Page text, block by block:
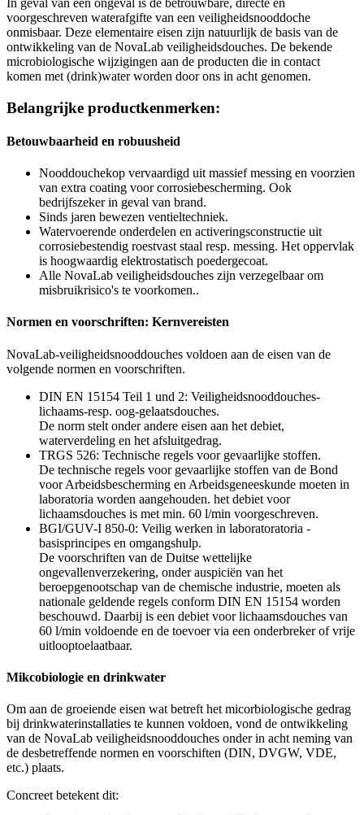
voorgeschreven waterafgifte van een veiligheidsnooddoche
onmisbaar. Deze elementaire eisen zijn natuurlijk de basis van de
ontwikkeling van de NovaLab veiligheidsdouches. De bekende
microbiologische wijzigingen aan de producten die in contact
komen met (drink)water worden door ons in acht genomen.
Belangrijke productkenmerken:
Betouwbaarheid en robuusheid
Nooddouchekop vervaardigd uit massief messing en voorzien
van extra coating voor corrosiebescherming. Ook
bedrijfszeker in geval van brand.
Sinds jaren bewezen ventieltechniek.
Watervoerende onderdelen en activeringsconstructie uit
corrosiebestendig roestvast staal resp. messing. Het oppervlak
is hoogwaardig elektrostatisch poedergecoat.
Alle NovaLab veiligheidsdouches zijn verzegelbaar om
misbruikrisico's te voorkomen..
Normen en voorschriften: Kernvereisten
NovaLab-veiligheidsnooddouches voldoen aan de eisen van de
volgende normen en voorschriften.
DIN EN 15154 Teil 1 und 2: Veiligheidsnooddouches-
lichaams-resp. oog-gelaatsdouches.
De norm stelt onder andere eisen aan het debiet,
waterverdeling en het afsluitgedrag.
TRGS 526: Technische regels voor gevaarlijke stoffen.
De technische regels voor gevaarlijke stoffen van de Bond
voor Arbeidsbescherming en Arbeidsgeneeskunde moeten in
laboratoria worden aangehouden. het debiet voor
lichaamsdouches is met min. 60 l/min voorgeschreven.
BGI/GUV-I 850-0: Veilig werken in laboratoratoria -
basisprincipes en omgangshulp.
De voorschriften van de Duitse wettelijke
ongevallenverzekering, onder auspiciën van het
beroepgenootschap van de chemische industrie, moeten als
nationale geldende regels conform DIN EN 15154 worden
beschouwd. Daarbij is een debiet voor lichaamsdouches van
60 l/min voldoende en de toevoer via een onderbreker of vrije
uitlooptoelaatbaar.
Mikcobiologie en drinkwater
Om aan de groeiende eisen wat betreft het micorbiologische gedrag
bij drinkwaterinstallaties te kunnen voldoen, vond de ontwikkeling
van de NovaLab veiligheidsnooddouches onder in acht neming van
de desbetreffende normen en voorschiften (DIN, DVGW, VDE,
etc.) plaats.
Concreet betekent dit: